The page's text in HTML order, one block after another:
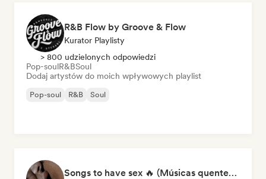
R&B Flow by Groove & Flow
Kurator Playlisty
> 800 udzielonych odpowiedzi
Pop-soulR&BSoul
Dodaj artystów do moich wpływowych playlist
Pop-soul R&B Soul
Songs to have sex 🔥 (Músicas quentes para momentos íntimos)